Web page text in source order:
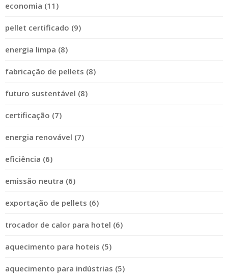
economia (11)
pellet certificado (9)
energia limpa (8)
fabricação de pellets (8)
futuro sustentável (8)
certificação (7)
energia renovável (7)
eficiência (6)
emissão neutra (6)
exportação de pellets (6)
trocador de calor para hotel (6)
aquecimento para hoteis (5)
aquecimento para indústrias (5)